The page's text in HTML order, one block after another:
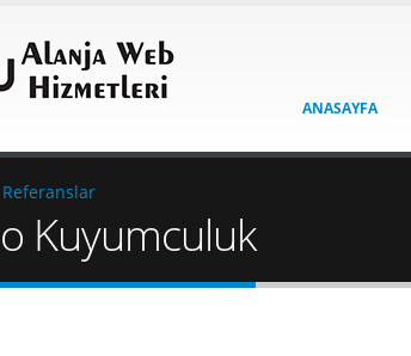
ANASAYFA
Referanslar
Kuyumculuk